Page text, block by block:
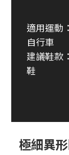
適用運動
自行車
建議鞋款
鞋
極細異